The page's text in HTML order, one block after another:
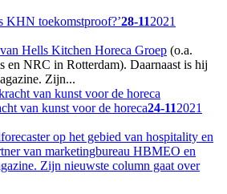
KHN toekomstproof?’28-112021
Hells Kitchen Horeca Groep (o.a.
en NRC in Rotterdam). Daarnaast is hij
Zijn...
van kunst voor de horeca24-112021
op het gebied van hospitality en
van marketingbureau HBMEO en
Zijn nieuwste column gaat over